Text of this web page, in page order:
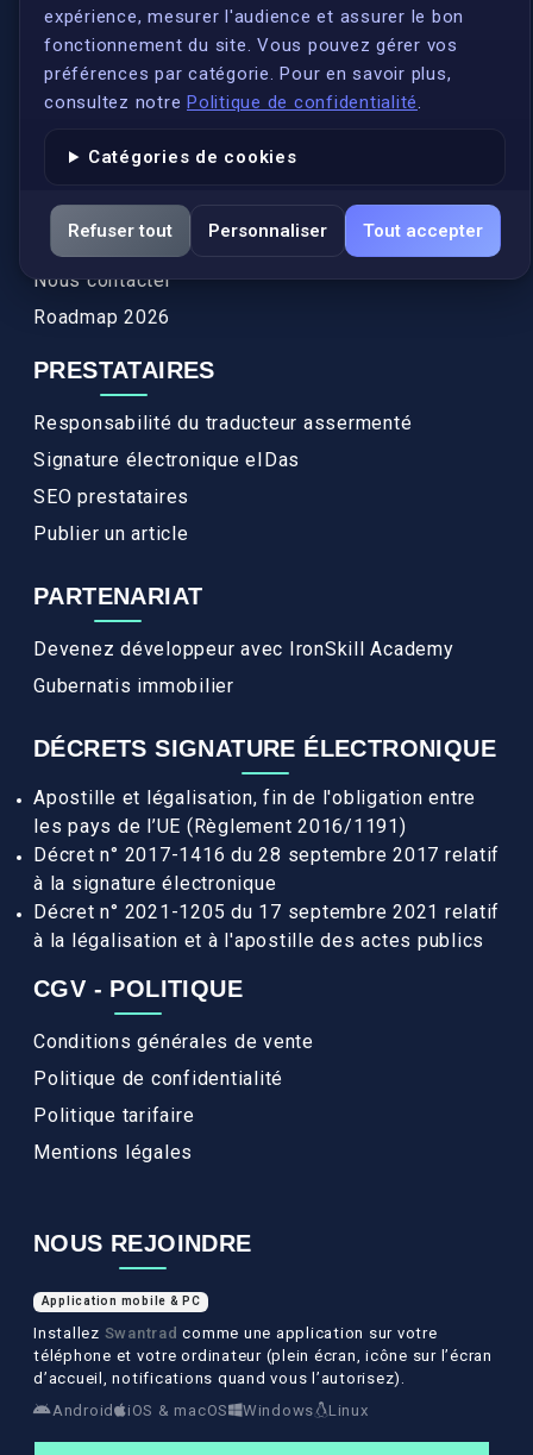
expérience, mesurer l'audience et assurer le bon
fonctionnement du site. Vous pouvez gérer vos
préférences par catégorie. Pour en savoir plus,
consultez notre Politique de confidentialité.
Catégories de cookies
Refuser tout Personnaliser Tout accepter
Qui sommes-nous ?
Conformité
Annuaires des traducteurs assermentés
Actualités
Services
FAQ
Nous contacter
Roadmap 2026
PRESTATAIRES
Responsabilité du traducteur assermenté
Signature électronique eIDas
SEO prestataires
Publier un article
PARTENARIAT
Devenez développeur avec IronSkill Academy
Gubernatis immobilier
DÉCRETS SIGNATURE ÉLECTRONIQUE
Apostille et légalisation, fin de l'obligation entre
les pays de l’UE (Règlement 2016/1191)
Décret n° 2017-1416 du 28 septembre 2017 relatif
à la signature électronique
Décret n° 2021-1205 du 17 septembre 2021 relatif
à la légalisation et à l'apostille des actes publics
CGV - POLITIQUE
Conditions générales de vente
Politique de confidentialité
Politique tarifaire
Mentions légales
NOUS REJOINDRE
Application mobile & PC
Installez Swantrad comme une application sur votre
téléphone et votre ordinateur (plein écran, icône sur l’écran
d’accueil, notifications quand vous l’autorisez).
Android
iOS & macOS Windows Linux